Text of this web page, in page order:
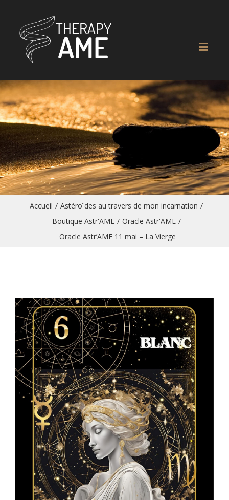
Accueil / Astéroïdes au travers de mon incarnation /
Boutique Astr'AME / Oracle Astr'AME /
Oracle Astr’AME 11 mai – La Vierge